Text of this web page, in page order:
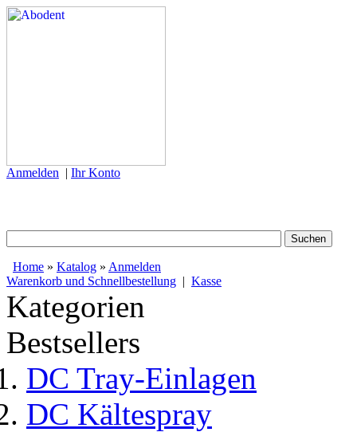
Anmelden | Ihr Konto
Home » Katalog » Anmelden
Warenkorb und Schnellbestellung | Kasse
Kategorien
Bestsellers
DC Tray-Einlagen
DC Kältespray